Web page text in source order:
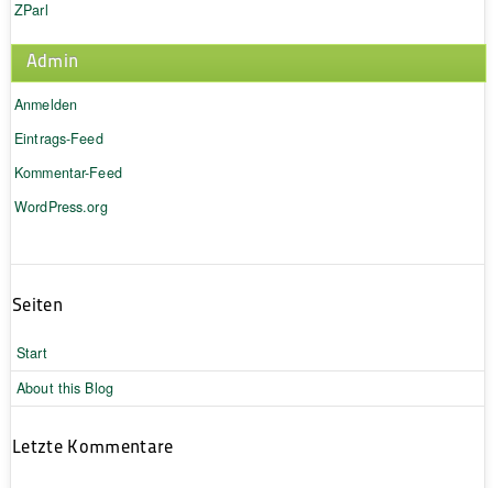
ZParl
Admin
Anmelden
Eintrags-Feed
Kommentar-Feed
WordPress.org
Seiten
Start
About this Blog
Letzte Kommentare